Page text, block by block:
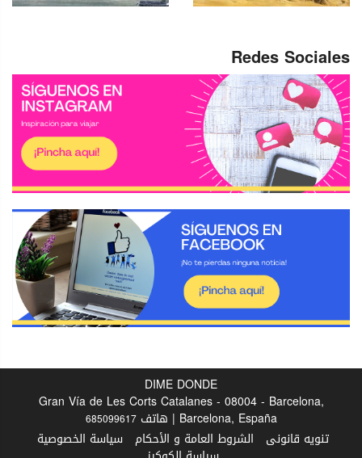
Redes Sociales
DIME DONDE
Gran Vía de Les Corts Catalanes - 08004 - Barcelona,
Barcelona, España | هاتف 685099617
تنويه قانونى الشروط العامة و الأحكام سياسة الخصوصية